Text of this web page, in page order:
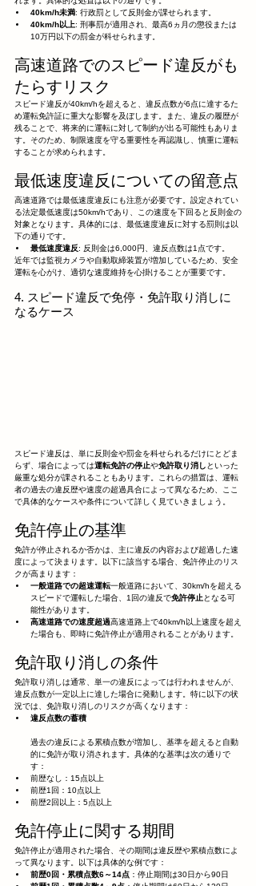
40km/h未満: 行政罰として反則金が課せられます。
40km/h以上: 刑事罰が適用され、最高6ヵ月の懲役または
10万円以下の罰金が科せられます。
高速道路でのスピード違反がも
たらすリスク
スピード違反が40km/hを超えると、違反点数が6点に達するた
め運転免許証に重大な影響を及ぼします。また、違反の履歴が
残ることで、将来的に運転に対して制約が出る可能性もありま
す。そのため、制限速度を守る重要性を再認識し、慎重に運転
することが求められます。
最低速度違反についての留意点
高速道路では最低速度違反にも注意が必要です。設定されてい
る法定最低速度は50km/hであり、この速度を下回ると反則金の
対象となります。具体的には、最低速度違反に対する罰則は以
下の通りです。
最低速度違反: 反則金は6,000円、違反点数は1点です。
近年では監視カメラや自動取締装置が増加しているため、安全
運転を心がけ、適切な速度維持を心掛けることが重要です。
4. スピード違反で免停・免許取り消しに
なるケース
スピード違反は、単に反則金や罰金を科せられるだけにとどま
らず、場合によっては運転免許の停止や免許取り消し といった
厳重な処分が課されることもあります。これらの措置は、運転
者の過去の違反歴や速度の超過具合によって異なるため、ここ
で具体的なケースや条件について詳しく見ていきましょう。
免許停止の基準
免許が停止されるか否かは、主に違反の内容および超過した速
度によって決まります。以下に該当する場合、免許停止のリス
クが高まります：
一般道路での超速運転一般道路において、30km/hを超える
スピードで運転した場合、1回の違反で免許停止となる可
能性があります。
高速道路での速度超過高速道路上で40km/h以上速度を超え
た場合も、即時に免許停止が適用されることがあります。
免許取り消しの条件
免許取り消しは通常、単一の違反によっては行われませんが、
違反点数が一定以上に達した場合に発動します。特に以下の状
況では、免許取り消しのリスクが高くなります：
違反点数の蓄積
過去の違反による累積点数が増加し、基準を超えると自動
的に免許が取り消されます。具体的な基準は次の通りで
す：
前歴なし：15点以上
前歴1回：10点以上
前歴2回以上：5点以上
免許停止に関する期間
免許停止が適用された場合、その期間は違反歴や累積点数によ
って異なります。以下は具体的な例です：
前歴0回・累積点数6～14点 ：停止期間は30日から90日